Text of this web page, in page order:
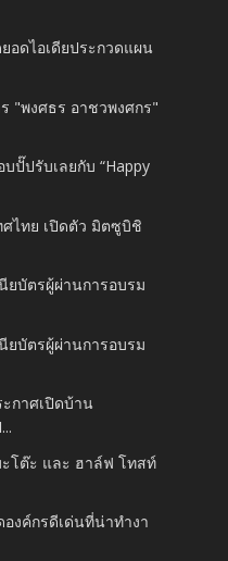
อดไอเดียประกวดแผน
"พงศธร อาชวพงศกร"
ปั๊ปรับเลยกับ “Happy
ไทย เปิดตัว มิตซูบิชิ
บัตรผู้ผ่านการอบรม
บัตรผู้ผ่านการอบรม
กาศเปิดบ้าน
โต๊ะ และ ฮาล์ฟ โทสท์
องค์กรดีเด่นที่น่าทำงา